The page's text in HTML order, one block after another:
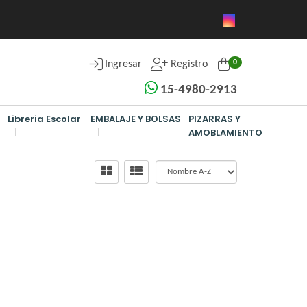
15-4980-2913
Ingresar Registro 0
Libreria Escolar EMBALAJE Y BOLSAS
PIZARRAS Y
AMOBLAMIENTO